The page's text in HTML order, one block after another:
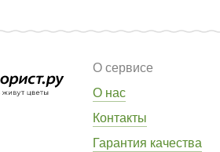
О сервисе
О нас
Контакты
Гарантия качества